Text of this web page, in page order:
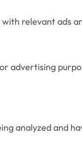
relevant ads
advertising
analyzed and